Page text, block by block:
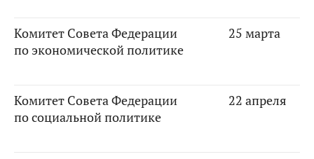
Комитет Совета Федерации
по экономической политике
25 марта
Комитет Совета Федерации
по социальной политике
22 апреля